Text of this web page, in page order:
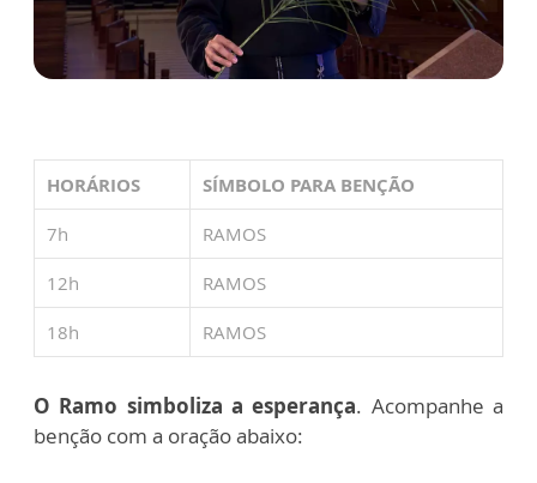
HORÁRIOS SÍMBOLO PARA BENÇÃO
7h RAMOS
12h RAMOS
18h RAMOS
O Ramo simboliza a esperança. Acompanhe a
benção com a oração abaixo: